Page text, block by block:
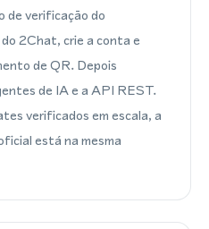
de verificação do
2Chat, crie a conta e
de QR. Depois
de IA e a API REST.
verificados em escala, a
está na mesma